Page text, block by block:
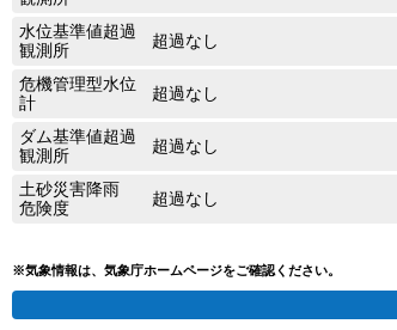
水位基準値超過
観測所
超過なし
危機管理型水位
計
超過なし
ダム基準値超過
観測所
超過なし
土砂災害降雨
危険度
超過なし
※気象情報は、気象庁ホームページをご確認ください。